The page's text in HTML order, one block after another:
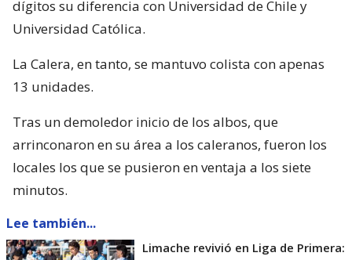
dígitos su diferencia con Universidad de Chile y
Universidad Católica.
La Calera, en tanto, se mantuvo colista con apenas
13 unidades.
Tras un demoledor inicio de los albos, que
arrinconaron en su área a los caleranos, fueron los
locales los que se pusieron en ventaja a los siete
minutos.
Lee también...
Limache revivió en Liga de Primera: